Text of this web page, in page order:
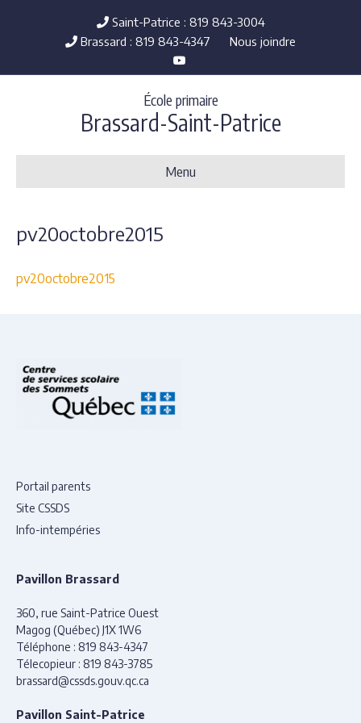
Saint-Patrice : 819 843-3004
Brassard : 819 843-4347
Nous joindre
Y
o
u
u
b
e
École primaire
Brassard-Saint-Patrice
Menu
pv20octobre2015
pv20octobre2015
Portail parents
Site CSSDS
Info-intempéries
Pavillon Brassard
360, rue Saint-Patrice Ouest
Magog (Québec) J1X 1W6
Téléphone : 819 843-4347
Télecopieur : 819 843-3785
brassard@cssds.gouv.qc.ca
Pavillon Saint-Patrice